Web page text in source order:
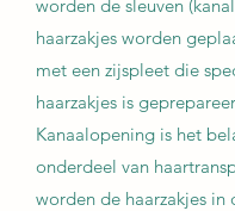
worden de sleuven
haarzakjes worden
met een zijspleet die
haarzakjes is
Kanaalopening is het
onderdeel van
worden de haarzakjes in